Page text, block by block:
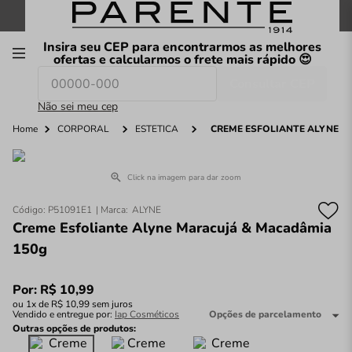
FRETE GRÁTIS nas compras a partir de R$199
Insira seu CEP para encontrarmos as melhores
ofertas e calcularmos o frete mais rápido 😍
Não sei meu cep
O que você procura hoje?
Home CORPORAL ESTÉTICA CREME ESFOLIANTE ALYNE
Click na imagem para dar zoom
Código: P51091E1 ALYNE
Creme Esfoliante Alyne Maracujá & Macadâmia
150g
Por: R$ 10,99
ou 1x de R$ 10,99sem juros
Vendido e entregue por: Iap Cosméticos
Opções de parcelamento
Outras opções de produtos: